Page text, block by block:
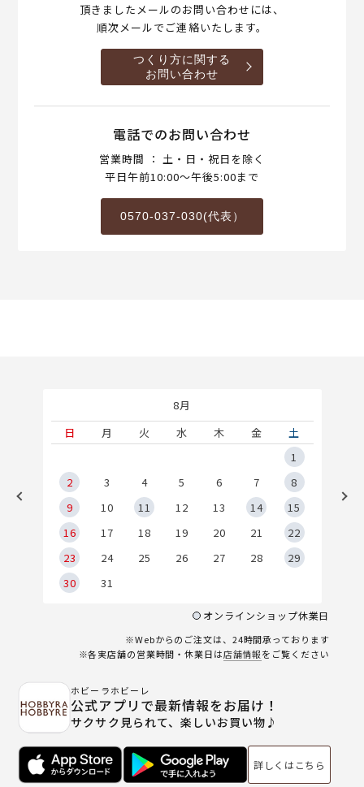
頂きましたメールのお問い合わせには、
順次メールでご連絡いたします。
つくり方に関する
お問い合わせ
電話でのお問い合わせ
営業時間 ： 土・日・祝日を除く
平日午前10:00～午後5:00まで
0570-037-030(代表）
8月
日
月 火 水 木 金
土
1
2
3 4 5 6 7
8
9
10 11 12 13 14
15
16
17 18 19 20 21
22
23
24 25 26 27 28
29
30
31
オンラインショップ休業日
※Webからのご注文は、24時間承っております
※各実店舗の営業時間・休業日は店舗情報をご覧ください
ホビーラホビーレ
公式アプリで最新情報をお届け！
サクサク見られて、楽しいお買い物♪
詳しくはこちら